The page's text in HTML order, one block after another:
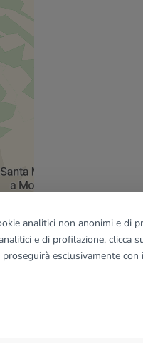
analitici non anonimi e di
e di profilazione, clicca
esclusivamente